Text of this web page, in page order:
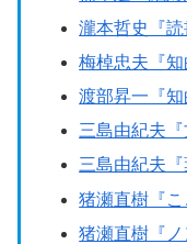
瀧本哲史『
梅棹忠夫『
渡部昇一『
三島由紀夫
三島由紀夫
猪瀬直樹『
猪瀬直樹『